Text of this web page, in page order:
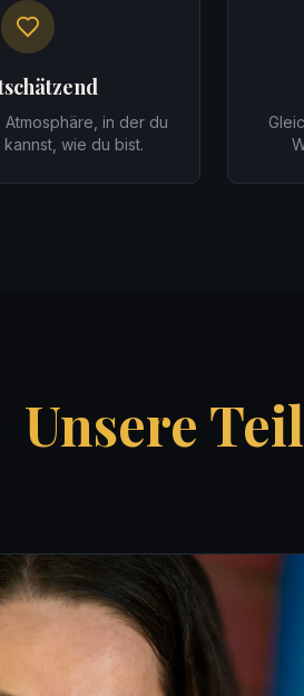
in der du
wie du bist.
Unsere